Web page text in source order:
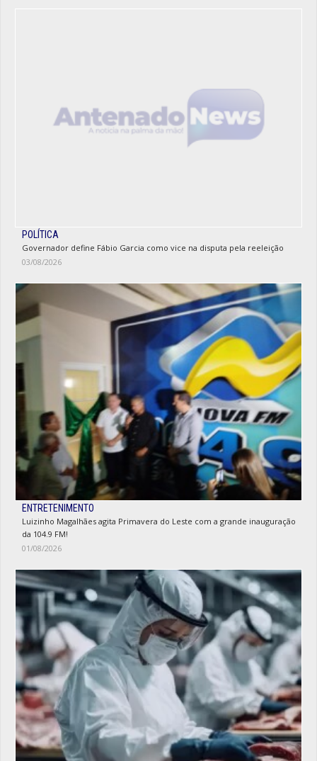
POLÍTICA
Governador define Fábio Garcia como vice na disputa pela reeleição
03/08/2026
ENTRETENIMENTO
Luizinho Magalhães agita Primavera do Leste com a grande inauguração
da 104.9 FM!
01/08/2026